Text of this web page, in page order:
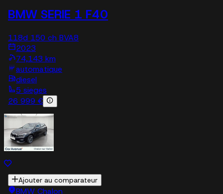
BMW SERIE 1 F40
118d 150 ch BVA8
2023
74,143 km
automatique
diesel
5 sieges
26 999 €
Ajouter au comparateur
BMW Chalon